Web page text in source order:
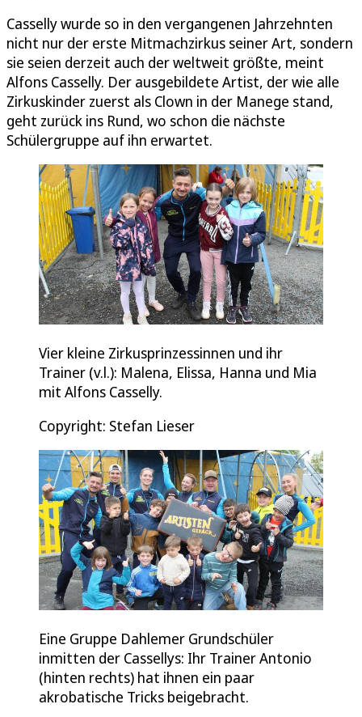
Casselly wurde so in den vergangenen Jahrzehnten
nicht nur der erste Mitmachzirkus seiner Art, sondern
sie seien derzeit auch der weltweit größte, meint
Alfons Casselly. Der ausgebildete Artist, der wie alle
Zirkuskinder zuerst als Clown in der Manege stand,
geht zurück ins Rund, wo schon die nächste
Schülergruppe auf ihn erwartet.
Vier kleine Zirkusprinzessinnen und ihr
Trainer (v.l.): Malena, Elissa, Hanna und Mia
mit Alfons Casselly.
Copyright: Stefan Lieser
Eine Gruppe Dahlemer Grundschüler
inmitten der Cassellys: Ihr Trainer Antonio
(hinten rechts) hat ihnen ein paar
akrobatische Tricks beigebracht.